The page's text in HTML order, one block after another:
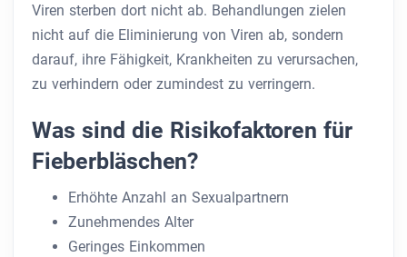
Viren sterben dort nicht ab. Behandlungen zielen
nicht auf die Eliminierung von Viren ab, sondern
darauf, ihre Fähigkeit, Krankheiten zu verursachen,
zu verhindern oder zumindest zu verringern.
Was sind die Risikofaktoren für
Fieberbläschen?
Erhöhte Anzahl an Sexualpartnern
Zunehmendes Alter
Geringes Einkommen